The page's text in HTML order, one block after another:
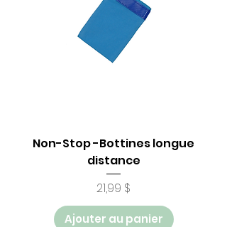
Non-Stop -Bottines longue
distance
Prix
21,99 $
Ajouter au panier